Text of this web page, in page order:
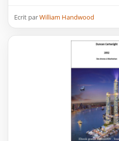
Ecrit parWilliam Handwood